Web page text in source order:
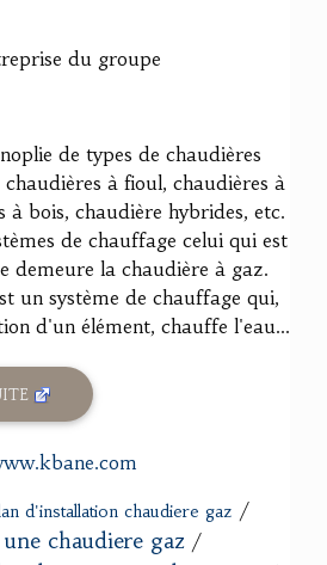
du groupe
de types de chaudières
à fioul, chaudières à
à bois, chaudière hybrides, etc.
de chauffage celui qui est
demeure la chaudière à gaz.
un système de chauffage qui,
d'un élément, chauffe l'eau...
d'installation chaudiere gaz /
chaudiere gaz /